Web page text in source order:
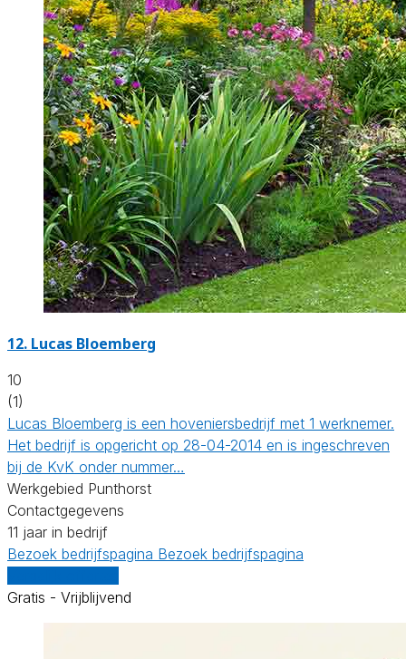
12. Lucas Bloemberg
10
(1)
Lucas Bloemberg is een hoveniersbedrijf met 1 werknemer.
Het bedrijf is opgericht op 28-04-2014 en is ingeschreven
bij de KvK onder nummer…
Werkgebied Punthorst
Contactgegevens
11 jaar in bedrijf
Bezoek bedrijfspagina Bezoek bedrijfspagina
Gratis - Vrijblijvend